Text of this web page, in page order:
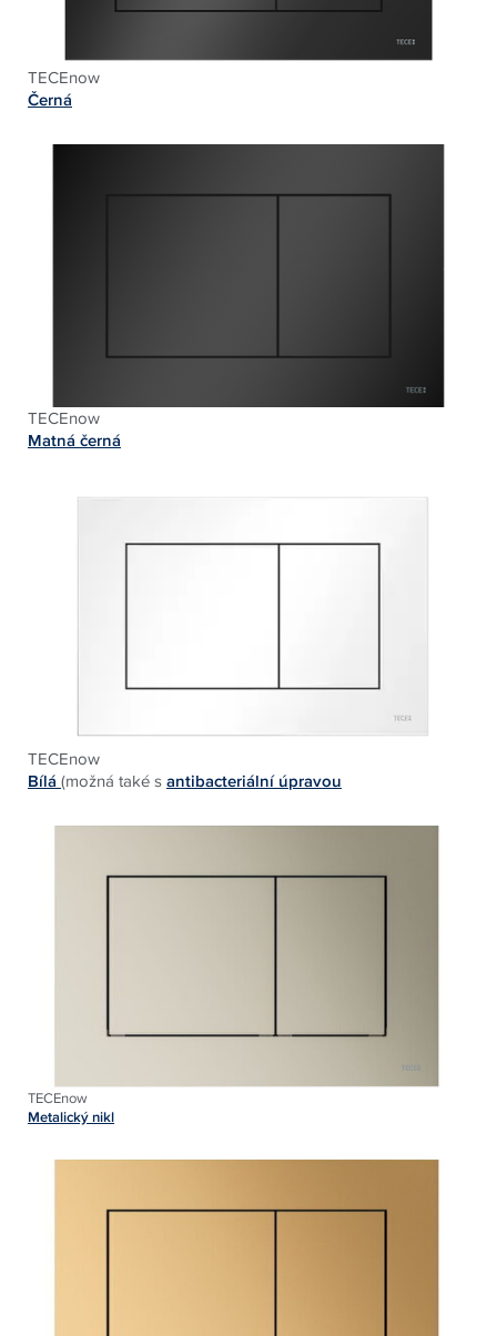
TECEnow
Černá
TECEnow
Matná černá
TECEnow
Bílá (možná také santibacteriální úpravou
TECEnow
Metalický nikl